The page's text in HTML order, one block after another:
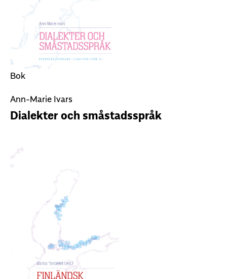
Bok
Ann-Marie Ivars
Dialekter och småstadsspråk